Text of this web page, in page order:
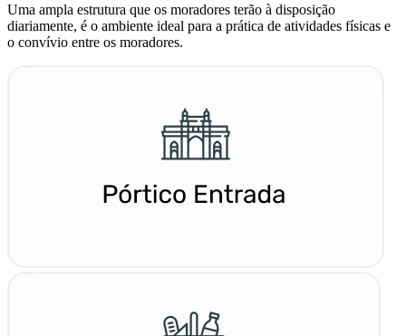
Uma ampla estrutura que os moradores terão à disposição
diariamente, é o ambiente ideal para a prática de atividades físicas e
o convívio entre os moradores.